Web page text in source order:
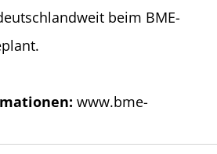
beim BME-
www.bme-